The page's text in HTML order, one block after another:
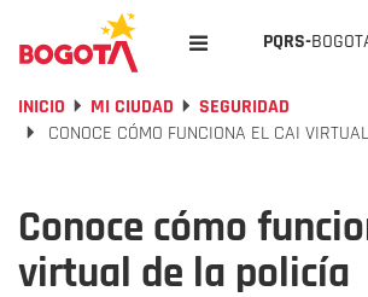
PQRS-
INICIO MI CIUDAD
SEGURIDAD
CONOCE CÓMO FUNCIONA EL CAI
Conoce cómo
virtual de la policía